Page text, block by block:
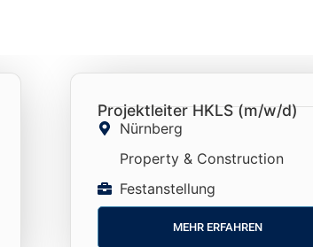
Projektleiter HKLS (m/w/d)
Nürnberg
Property & Construction
Festanstellung
MEHR ERFAHREN